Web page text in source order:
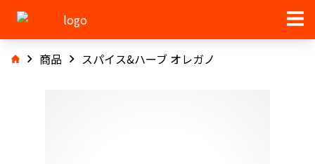
商品 スパイス&ハーブ オレガノ